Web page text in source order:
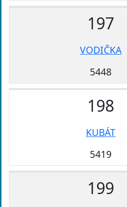
197
VODIČKA
5448
198
KUBÁT
5419
199